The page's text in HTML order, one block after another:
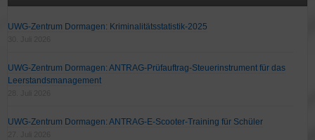
UWG-Zentrum Dormagen: Kriminalitätsstatistik-2025
UWG-Zentrum Dormagen: ANTRAG-Prüfauftrag-Steuerinstrument für das
Leerstandsmanagement
UWG-Zentrum Dormagen: ANTRAG-E-Scooter-Training für Schüler